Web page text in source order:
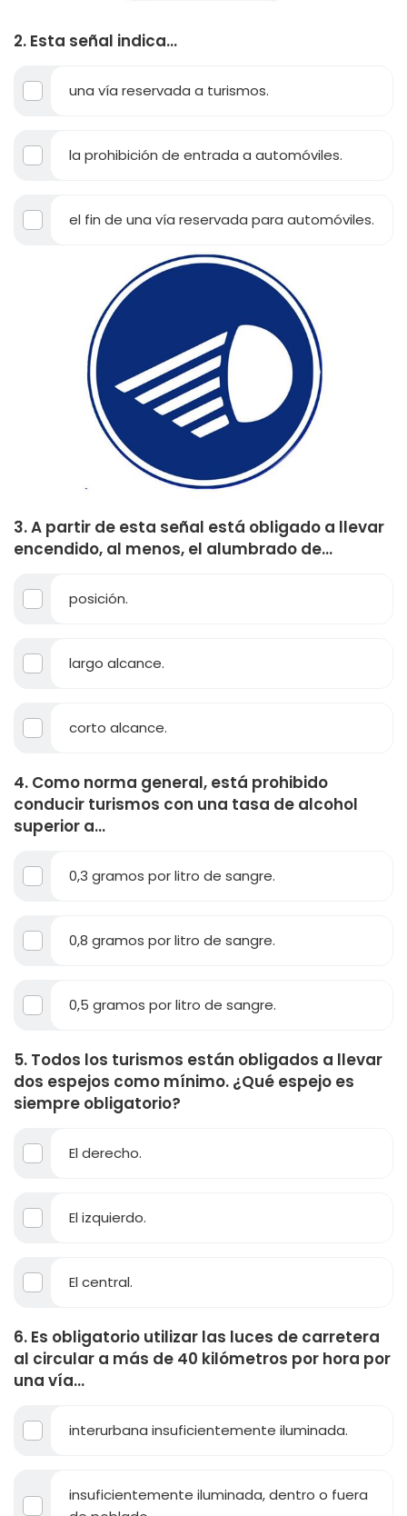
2. Esta señal indica...
una vía reservada a turismos.
la prohibición de entrada a automóviles.
el fin de una vía reservada para automóviles.
3. A partir de esta señal está obligado a llevar
encendido, al menos, el alumbrado de...
posición.
largo alcance.
corto alcance.
4. Como norma general, está prohibido
conducir turismos con una tasa de alcohol
superior a...
0,3 gramos por litro de sangre.
0,8 gramos por litro de sangre.
0,5 gramos por litro de sangre.
5. Todos los turismos están obligados a llevar
dos espejos como mínimo. ¿Qué espejo es
siempre obligatorio?
El derecho.
El izquierdo.
El central.
6. Es obligatorio utilizar las luces de carretera
al circular a más de 40 kilómetros por hora por
una vía...
interurbana insuficientemente iluminada.
insuficientemente iluminada, dentro o fuera